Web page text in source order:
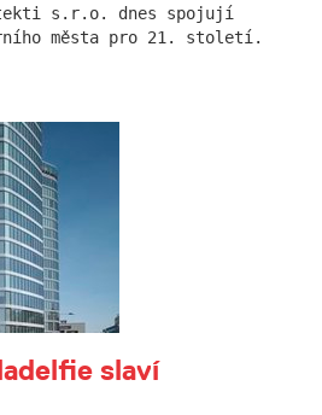
s.r.o. dnes spojují
města pro 21. století.
slaví